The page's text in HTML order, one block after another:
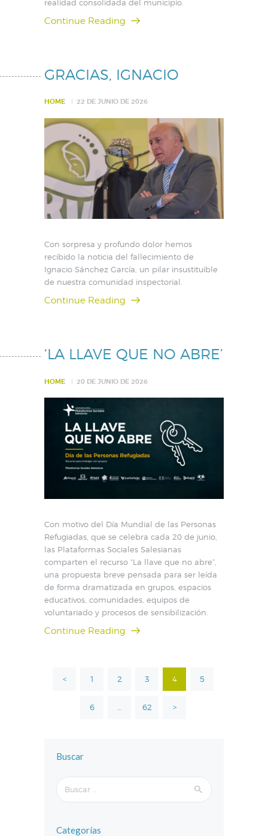
realidad consolidada del municipio.
Continue Reading
GRACIAS, IGNACIO
HOME 22 DE JUNIO DE 2026
Con sorpresa y profundo dolor hemos
recibido la noticia del fallecimiento de
Ignacio Sánchez García, un pilar insustituible
de nuestra comunidad inspectorial.
Continue Reading
‘LA LLAVE QUE NO ABRE’
HOME 20 DE JUNIO DE 2026
Con motivo del Día Mundial de las Personas
Refugiadas, que se celebra cada 20 de junio,
las Plataformas Sociales Salesianas
comparten el recurso “La llave que no abre”,
una propuesta breve pensada para ser leída
de forma dramatizada en grupos, espacios
educativos, comunidades, equipos de
voluntariado y procesos de sensibilización.
Continue Reading
entradas
< PAGE
1 PAGE
2 PAGE
3 PAGE
4 PAGE
5
PAGE
6 … PAGE
62 >
Buscar
Buscar:
Categorías